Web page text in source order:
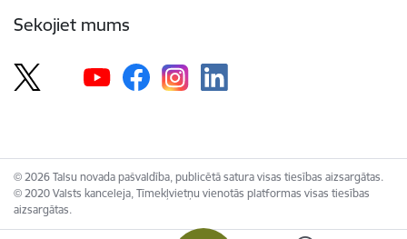
Sekojiet mums
© 2026 Talsu novada pašvaldība, publicētā satura visas tiesības aizsargātas.
© 2020 Valsts kanceleja, Tīmekļvietņu vienotās platformas visas tiesības
aizsargātas.